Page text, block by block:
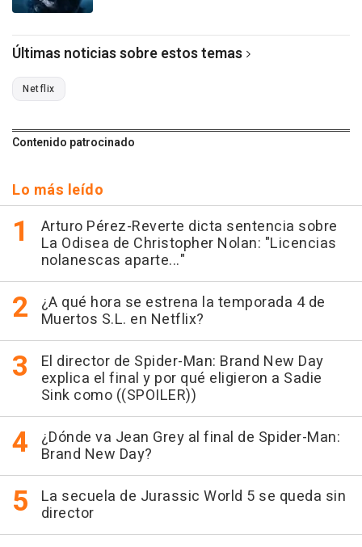
Últimas noticias sobre estos temas
Netflix
Contenido patrocinado
Lo más leído
Arturo Pérez-Reverte dicta sentencia sobre
La Odisea de Christopher Nolan: "Licencias
nolanescas aparte..."
¿A qué hora se estrena la temporada 4 de
Muertos S.L. en Netflix?
El director de Spider-Man: Brand New Day
explica el final y por qué eligieron a Sadie
Sink como ((SPOILER))
¿Dónde va Jean Grey al final de Spider-Man:
Brand New Day?
La secuela de Jurassic World 5 se queda sin
director